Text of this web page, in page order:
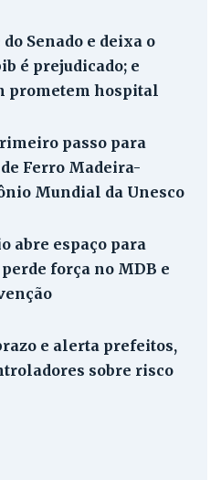
Senado e deixa o
é prejudicado; e
prometem hospital
passo para
Ferro Madeira-
Mundial da Unesco
abre espaço para
força no MDB e
e alerta prefeitos,
sobre risco